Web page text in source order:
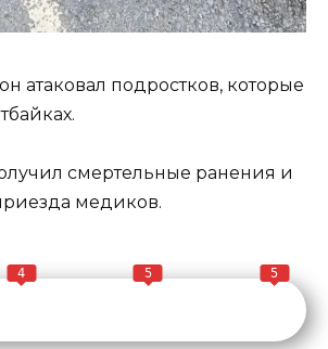
атаковал подростков, которые
смертельные ранения и
медиков.
4 5 5